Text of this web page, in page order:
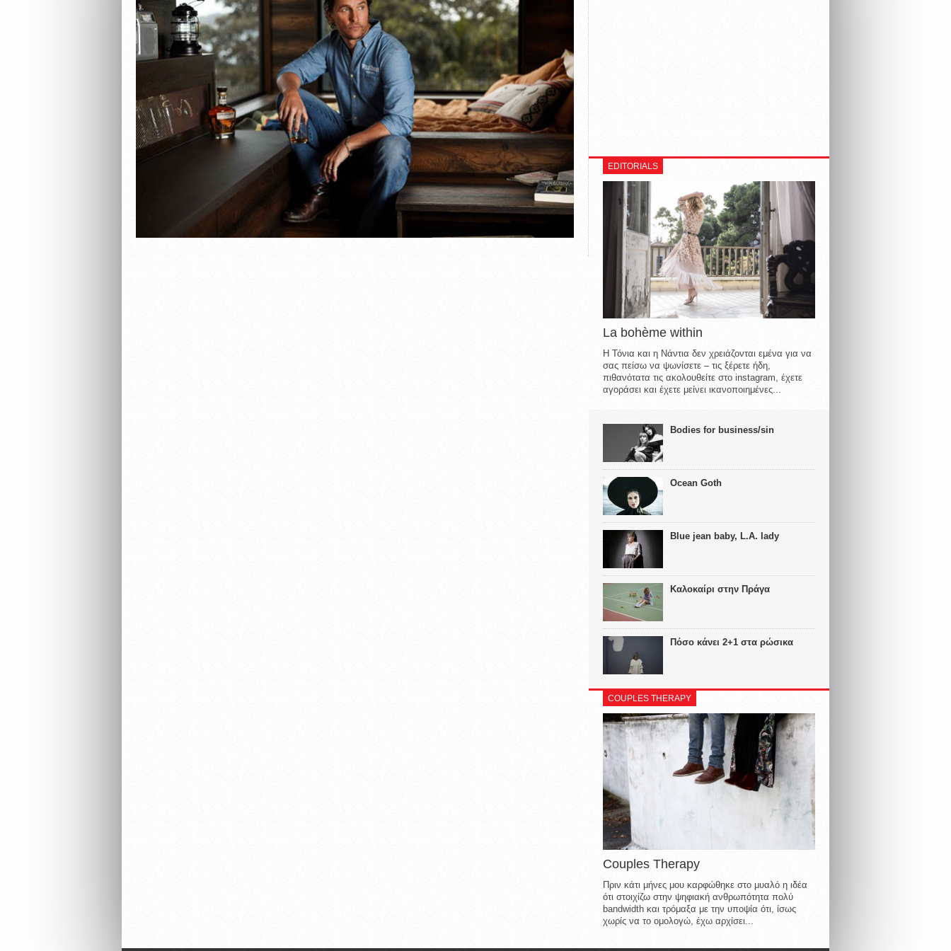
EDITORIALS
La bohème within
Η Τόνια και η Νάντια δεν χρειάζονται εμένα για να
σας πείσω να ψωνίσετε – τις ξέρετε ήδη,
πιθανότατα τις ακολουθείτε στο instagram, έχετε
αγοράσει και έχετε μείνει ικανοποιημένες...
Bodies for business/sin
Ocean Goth
Blue jean baby, L.A. lady
Καλοκαίρι στην Πράγα
Πόσο κάνει 2+1 στα ρώσικα
COUPLES THERAPY
Couples Therapy
Πριν κάτι μήνες μου καρφώθηκε στο μυαλό η ιδέα
ότι στοιχίζω στην ψηφιακή ανθρωπότητα πολύ
bandwidth και τρόμαξα με την υποψία ότι, ίσως
χωρίς να το ομολογώ, έχω αρχίσει...